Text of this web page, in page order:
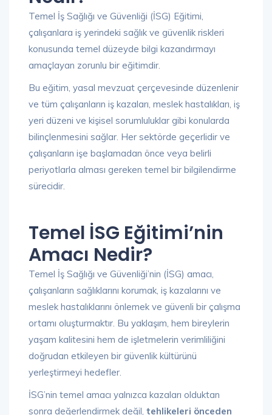
Temel İş Sağlığı ve Güvenliği (İSG) Eğitimi,
çalışanlara iş yerindeki sağlık ve güvenlik riskleri
konusunda temel düzeyde bilgi kazandırmayı
amaçlayan zorunlu bir eğitimdir.
Bu eğitim, yasal mevzuat çerçevesinde düzenlenir
ve tüm çalışanların iş kazaları, meslek hastalıkları, iş
yeri düzeni ve kişisel sorumluluklar gibi konularda
bilinçlenmesini sağlar. Her sektörde geçerlidir ve
çalışanların işe başlamadan önce veya belirli
periyotlarla alması gereken temel bir bilgilendirme
sürecidir.
Temel İSG Eğitimi’nin
Amacı Nedir?
Temel İş Sağlığı ve Güvenliği’nin (İSG) amacı,
çalışanların sağlıklarını korumak, iş kazalarını ve
meslek hastalıklarını önlemek ve güvenli bir çalışma
ortamı oluşturmaktır. Bu yaklaşım, hem bireylerin
yaşam kalitesini hem de işletmelerin verimliliğini
doğrudan etkileyen bir güvenlik kültürünü
yerleştirmeyi hedefler.
İSG’nin temel amacı yalnızca kazaları olduktan
sonra değerlendirmek değil, tehlikeleri önceden